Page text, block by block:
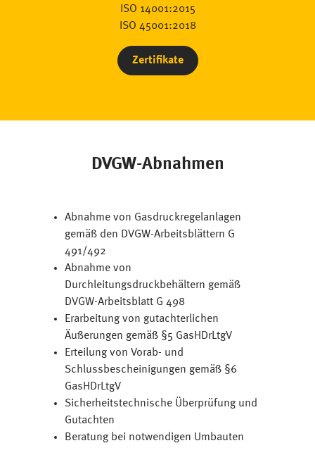
ISO 14001:2015
ISO 45001:2018
Zertifikate
DVGW-Abnahmen
Abnahme von Gasdruckregelanlagen
gemäß den DVGW-Arbeitsblättern G
491/492
Abnahme von
Durchleitungsdruckbehältern gemäß
DVGW-Arbeitsblatt G 498
Erarbeitung von gutachterlichen
Äußerungen gemäß §5 GasHDrLtgV
Erteilung von Vorab- und
Schlussbescheinigungen gemäß §6
GasHDrLtgV
Sicherheitstechnische Überprüfung und
Gutachten
Beratung bei notwendigen Umbauten